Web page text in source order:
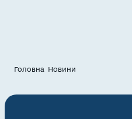
Головна Новини